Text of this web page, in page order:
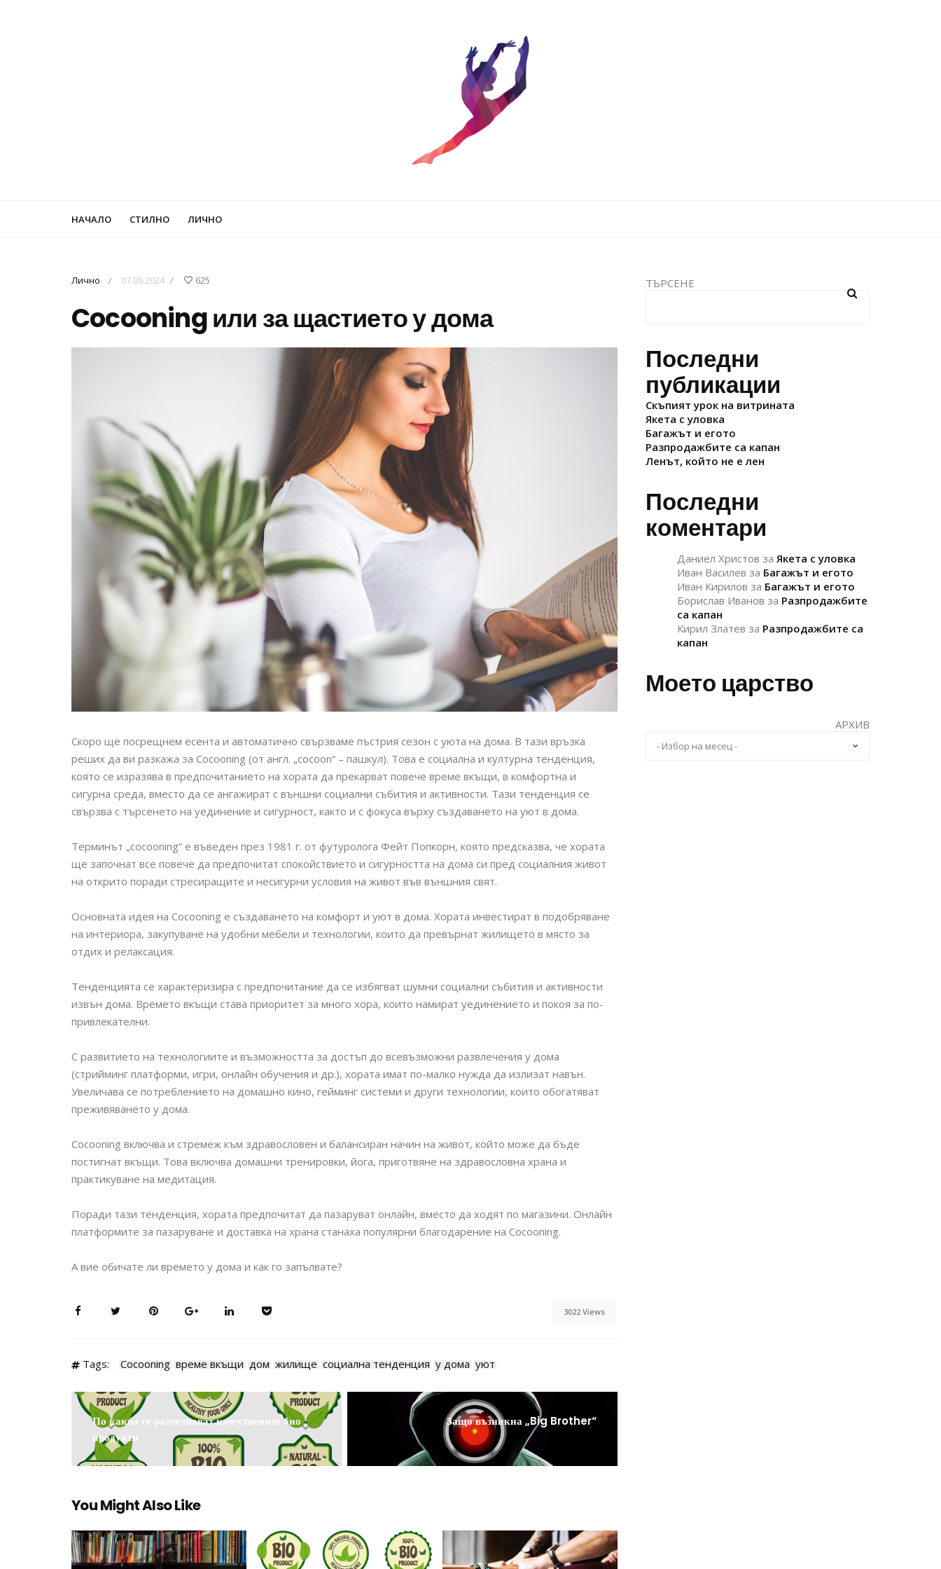
НАЧАЛО СТИЛНО ЛИЧНО
Лично / 07.09.2024 / 625
Cocooning или за щастието у дома
Скоро ще посрещнем есента и автоматично свързваме пъстрия сезон с уюта на дома. В тази връзка
реших да ви разкажа за Cocooning (от англ. „cocoon“ – пашкул). Това е социална и културна тенденция,
която се изразява в предпочитанието на хората да прекарват повече време вкъщи, в комфортна и
сигурна среда, вместо да се ангажират с външни социални събития и активности. Тази тенденция се
свързва с търсенето на уединение и сигурност, както и с фокуса върху създаването на уют в дома.
Терминът „cocooning“ е въведен през 1981 г. от футуролога Фейт Попкорн, която предсказва, че хората
ще започнат все повече да предпочитат спокойствието и сигурността на дома си пред социалния живот
на открито поради стресиращите и несигурни условия на живот във външния свят.
Основната идея на Cocooning е създаването на комфорт и уют в дома. Хората инвестират в подобряване
на интериора, закупуване на удобни мебели и технологии, които да превърнат жилището в място за
отдих и релаксация.
Тенденцията се характеризира с предпочитание да се избягват шумни социални събития и активности
извън дома. Времето вкъщи става приоритет за много хора, които намират уединението и покоя за по-
привлекателни.
С развитието на технологиите и възможността за достъп до всевъзможни развлечения у дома
(стрийминг платформи, игри, онлайн обучения и др.), хората имат по-малко нужда да излизат навън.
Увеличава се потреблението на домашно кино, гейминг системи и други технологии, които обогатяват
преживяването у дома.
Cocooning включва и стремеж към здравословен и балансиран начин на живот, който може да бъде
постигнат вкъщи. Това включва домашни тренировки, йога, приготвяне на здравословна храна и
практикуване на медитация.
Поради тази тенденция, хората предпочитат да пазаруват онлайн, вместо да ходят по магазини. Онлайн
платформите за пазаруване и доставка на храна станаха популярни благодарение на Cocooning.
А вие обичате ли времето у дома и как го запълвате?
3022 Views
Tags: Cocooning време вкъщи дом жилище социална тенденция у дома уют
По какво се разпознават качествените био
продукти
Защо възникна „Big Brother“
You Might Also Like
ТЪРСЕНЕ
Последни
публикации
Скъпият урок на витрината
Якета с уловка
Багажът и егото
Разпродажбите са капан
Ленът, който не е лен
Последни
коментари
Даниел Христов за Якета с уловка
Иван Василев за Багажът и егото
Иван Кирилов за Багажът и егото
Борислав Иванов за Разпродажбите
са капан
Кирил Златев за Разпродажбите са
капан
Моето царство
АРХИВ